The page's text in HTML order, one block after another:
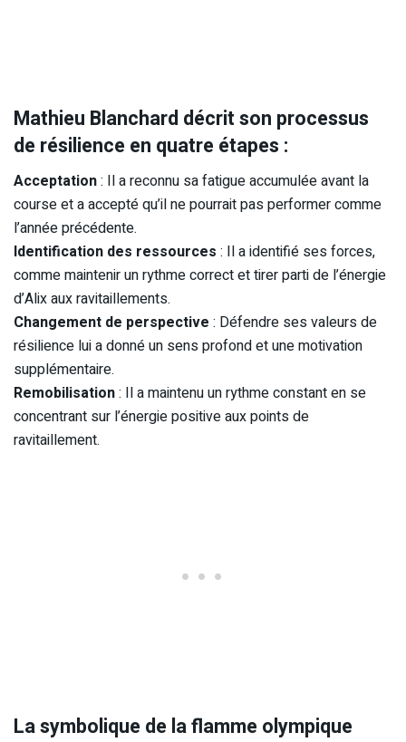
Mathieu Blanchard décrit son processus
de résilience en quatre étapes :
Acceptation: Il a reconnu sa fatigue accumulée avant la
course et a accepté qu’il ne pourrait pas performer comme
l’année précédente.
Identification des ressources : Il a identifié ses forces,
comme maintenir un rythme correct et tirer parti de l’énergie
d’Alix aux ravitaillements.
Changement de perspective : Défendre ses valeurs de
résilience lui a donné un sens profond et une motivation
supplémentaire.
Remobilisation: Il a maintenu un rythme constant en se
concentrant sur l’énergie positive aux points de
ravitaillement.
La symbolique de la flamme olympique